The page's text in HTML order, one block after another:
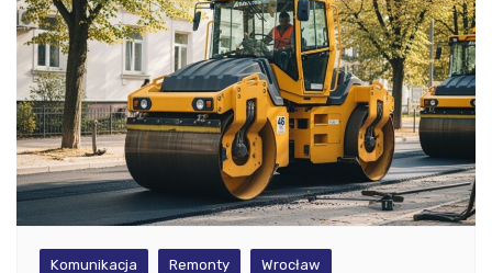
Komunikacja Remonty Wrocław